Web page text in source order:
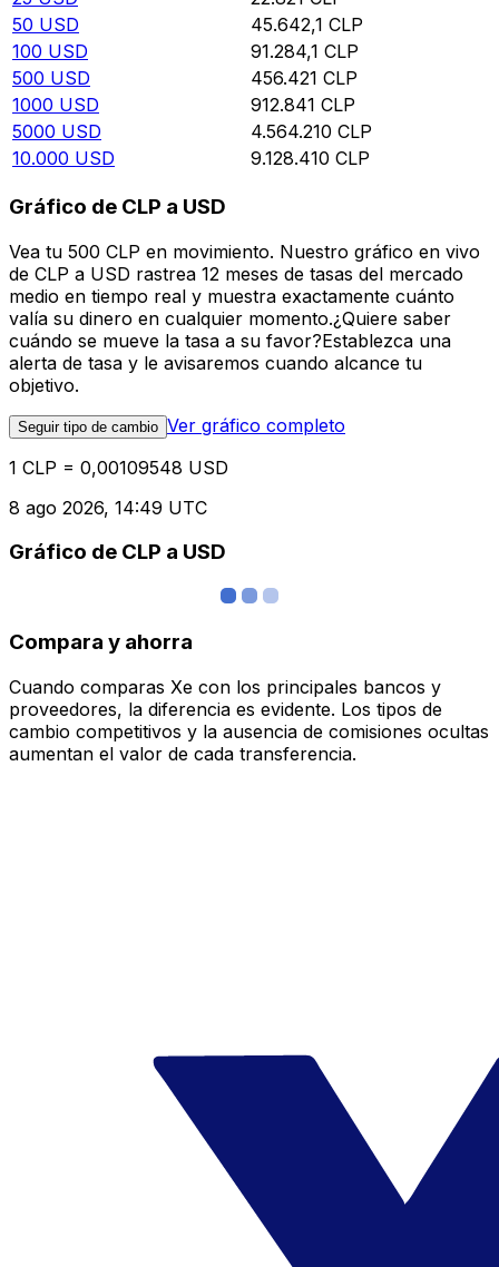
50 USD 45.642,1 CLP
100 USD 91.284,1 CLP
500 USD 456.421 CLP
1000 USD 912.841 CLP
5000 USD 4.564.210 CLP
10.000 USD 9.128.410 CLP
Gráfico de CLP a USD
Vea tu 500 CLP en movimiento. Nuestro gráfico en vivo
de CLP a USD rastrea 12 meses de tasas del mercado
medio en tiempo real y muestra exactamente cuánto
valía su dinero en cualquier momento.¿Quiere saber
cuándo se mueve la tasa a su favor?Establezca una
alerta de tasa y le avisaremos cuando alcance tu
objetivo.
Seguir tipo de cambio Ver gráfico completo
1 CLP = 0,00109548 USD
8 ago 2026, 14:49 UTC
Gráfico de CLP a USD
Compara y ahorra
Cuando comparas Xe con los principales bancos y
proveedores, la diferencia es evidente. Los tipos de
cambio competitivos y la ausencia de comisiones ocultas
aumentan el valor de cada transferencia.